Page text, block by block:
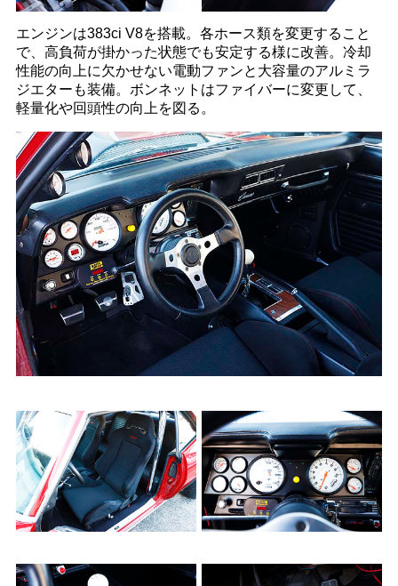
エンジンは383ci V8を搭載。各ホース類を変更すること
で、高負荷が掛かった状態でも安定する様に改善。冷却
性能の向上に欠かせない電動ファンと大容量のアルミラ
ジエターも装備。ボンネットはファイバーに変更して、
軽量化や回頭性の向上を図る。